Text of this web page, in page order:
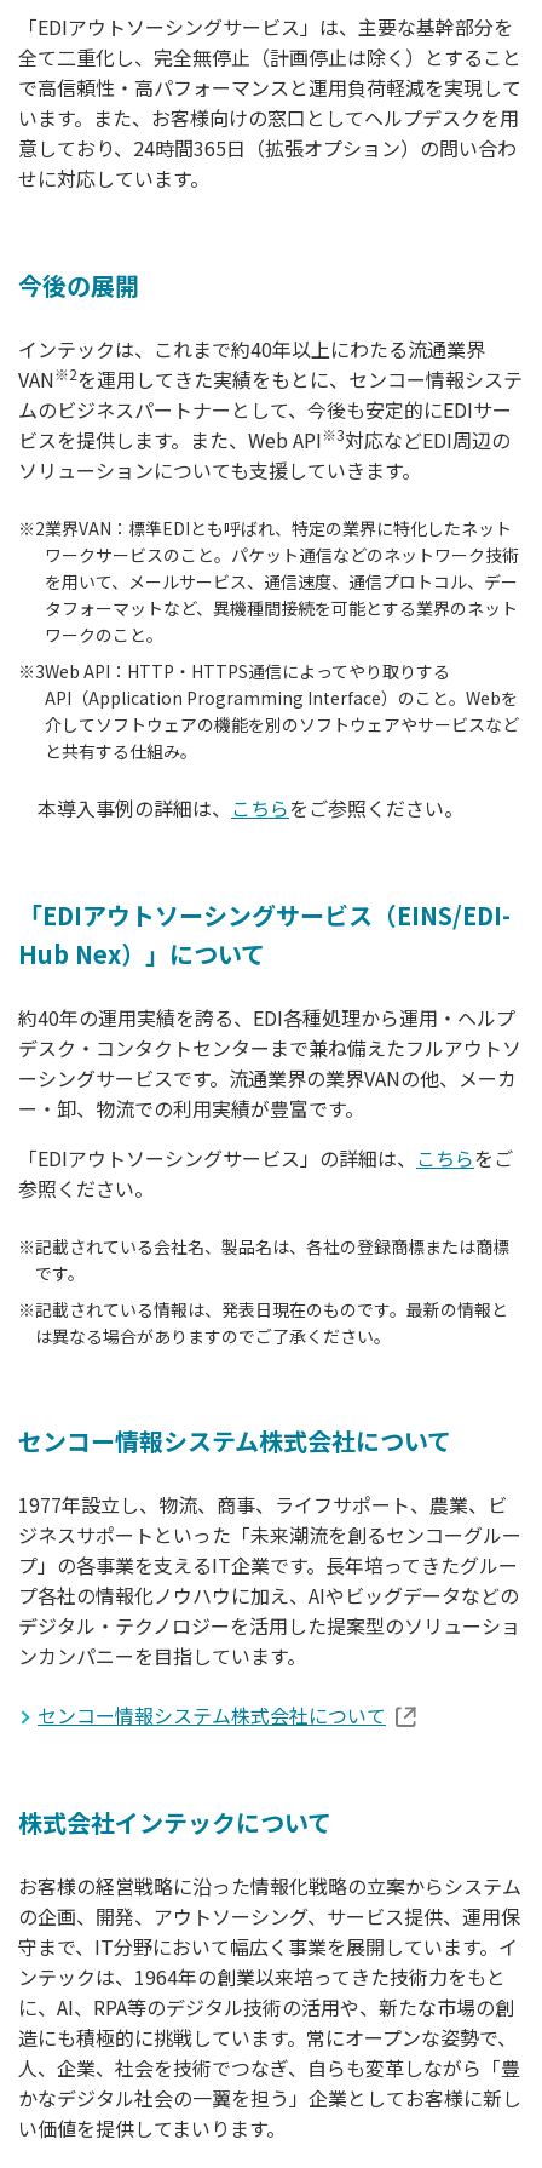
「EDIアウトソーシングサービス」は、主要な基幹部分を
全て二重化し、完全無停止（計画停止は除く）とすること
で高信頼性・高パフォーマンスと運用負荷軽減を実現して
います。また、お客様向けの窓口としてヘルプデスクを用
意しており、24時間365日（拡張オプション）の問い合わ
せに対応しています。
今後の展開
インテックは、これまで約40年以上にわたる流通業界
VAN※2を運用してきた実績をもとに、センコー情報システ
ムのビジネスパートナーとして、今後も安定的にEDIサー
ビスを提供します。また、Web API※3対応などEDI周辺の
ソリューションについても支援していきます。
※2業界VAN：標準EDIとも呼ばれ、特定の業界に特化したネット
ワークサービスのこと。パケット通信などのネットワーク技術
を用いて、メールサービス、通信速度、通信プロトコル、デー
タフォーマットなど、異機種間接続を可能とする業界のネット
ワークのこと。
※3Web API：HTTP・HTTPS通信によってやり取りする
API（Application Programming Interface）のこと。Webを
介してソフトウェアの機能を別のソフトウェアやサービスなど
と共有する仕組み。
本導入事例の詳細は、 こちらをご参照ください。
「EDIアウトソーシングサービス（EINS/EDI-
Hub Nex）」について
約40年の運用実績を誇る、EDI各種処理から運用・ヘルプ
デスク・コンタクトセンターまで兼ね備えたフルアウトソ
ーシングサービスです。流通業界の業界VANの他、メーカ
ー・卸、物流での利用実績が豊富です。
「EDIアウトソーシングサービス」の詳細は、 こちらをご
参照ください。
※記載されている会社名、製品名は、各社の登録商標または商標
です。
※記載されている情報は、発表日現在のものです。最新の情報と
は異なる場合がありますのでご了承ください。
センコー情報システム株式会社について
1977年設立し、物流、商事、ライフサポート、農業、ビ
ジネスサポートといった「未来潮流を創るセンコーグルー
プ」の各事業を支えるIT企業です。長年培ってきたグルー
プ各社の情報化ノウハウに加え、AIやビッグデータなどの
デジタル・テクノロジーを活用した提案型のソリューショ
ンカンパニーを目指しています。
センコー情報システム株式会社について
株式会社インテックについて
お客様の経営戦略に沿った情報化戦略の立案からシステム
の企画、開発、アウトソーシング、サービス提供、運用保
守まで、IT分野において幅広く事業を展開しています。イ
ンテックは、1964年の創業以来培ってきた技術力をもと
に、AI、RPA等のデジタル技術の活用や、新たな市場の創
造にも積極的に挑戦しています。常にオープンな姿勢で、
人、企業、社会を技術でつなぎ、自らも変革しながら「豊
かなデジタル社会の一翼を担う」企業としてお客様に新し
い価値を提供してまいります。